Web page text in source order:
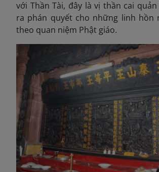
với Thần Tài, đây là vị thần cai
ra phán quyết cho những linh hồn
theo quan niệm Phật giáo.